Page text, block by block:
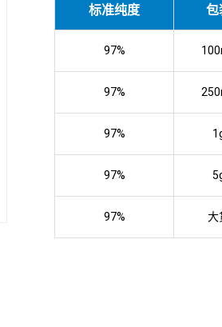
标准纯度 包
97%
97%
97%
97%
97% 大